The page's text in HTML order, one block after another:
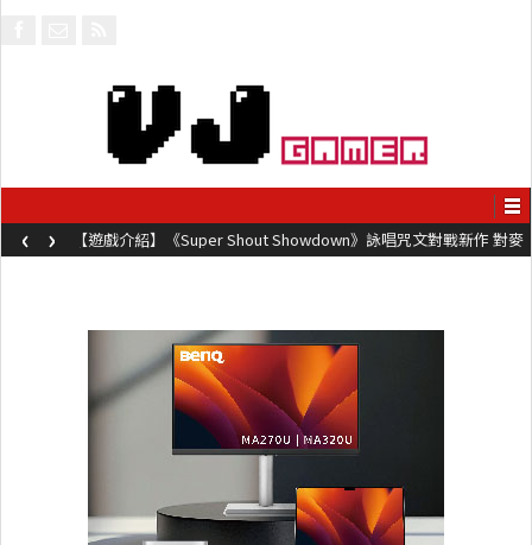
【遊戲介紹】《Super Shout Showdown》詠唱咒文對戰新作 對麥
克風唸咒可自訂咒文越長越強
‹ ›